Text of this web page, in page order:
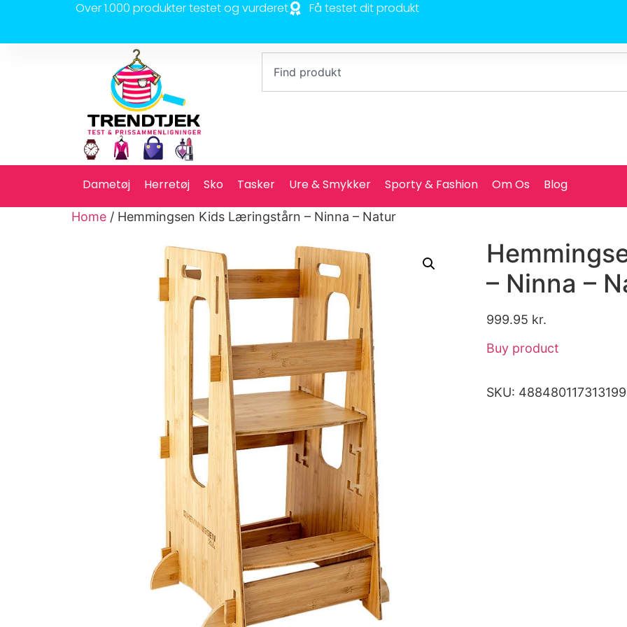
Over 1.000 produkter testet og vurderet Få testet dit produkt
Dametøj Herretøj Sko Tasker Ure & Smykker Sporty & Fashion Om Os Blog
Home / Hemmingsen Kids Læringstårn – Ninna – Natur
– Ninna –
999.95 kr.
Buy product
SKU: